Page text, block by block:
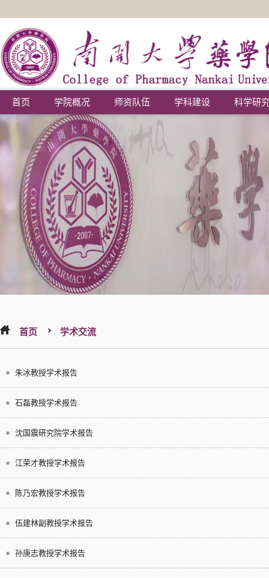
首页 学院概况 师资队伍 学科建设 科学研
首页 学术交流
朱冰教授学术报告
石磊教授学术报告
沈国震研究院学术报告
江荣才教授学术报告
陈乃宏教授学术报告
伍建林副教授学术报告
孙庚志教授学术报告